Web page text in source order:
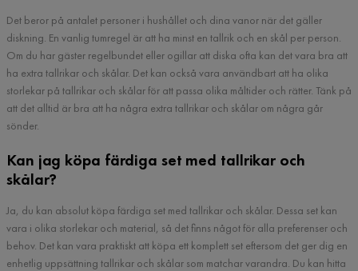
Det beror på antalet personer i hushållet och dina vanor när det gäller
diskning. En vanlig tumregel är att ha minst en tallrik och en skål per person.
Om du har gäster regelbundet eller ogillar att diska ofta kan det vara bra att
ha extra tallrikar och skålar. Det kan också vara användbart att ha olika
storlekar på tallrikar och skålar för att passa olika måltider och rätter. Tänk på
att det alltid är bra att ha några extra tallrikar och skålar om några går
sönder.
Kan jag köpa färdiga set med tallrikar och
skålar?
Ja, du kan absolut köpa färdiga set med tallrikar och skålar. Dessa set kan
vara i olika storlekar och material, så det finns något för alla preferenser och
behov. Det kan vara praktiskt att köpa ett komplett set eftersom det ger dig en
enhetlig uppsättning tallrikar och skålar som matchar varandra. Du kan hitta